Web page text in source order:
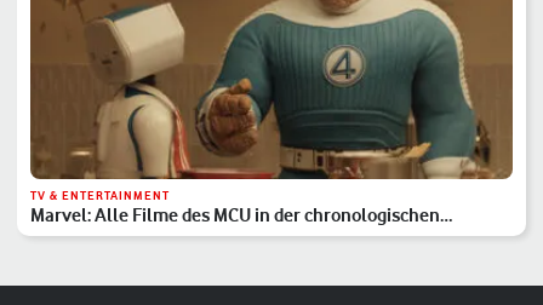
TV & ENTERTAINMENT
Marvel: Alle Filme des MCU in der chronologischen
Reihenfolge